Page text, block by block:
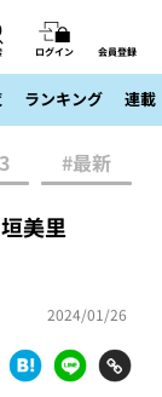
ログイン 会員登録
ランキング 連載
#最新
美里
2024/01/26